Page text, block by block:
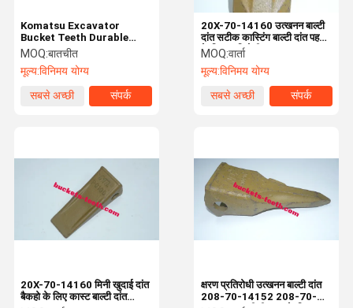
20X-70-14160 उत्खनन बाल्टी
दांत सटीक कास्टिंग बाल्टी दांत पहनने
के लिए प्रतिरोधी
MOQ:वार्ता
मूल्य:विनिमय योग्य
सबसे अच्छी
संपर्क
Komatsu Excavator
Bucket Teeth Durable
Wear Resistant Tooth
Holder 208-70-14152
MOQ:बातचीत
मूल्य:विनिमय योग्य
सबसे अच्छी
संपर्क
क्षरण प्रतिरोधी उत्खनन बाल्टी दांत
208-70-14152 208-70-
20X-70-14160 मिनी खुदाई दांत
बैकहो के लिए कास्ट बाल्टी दांत